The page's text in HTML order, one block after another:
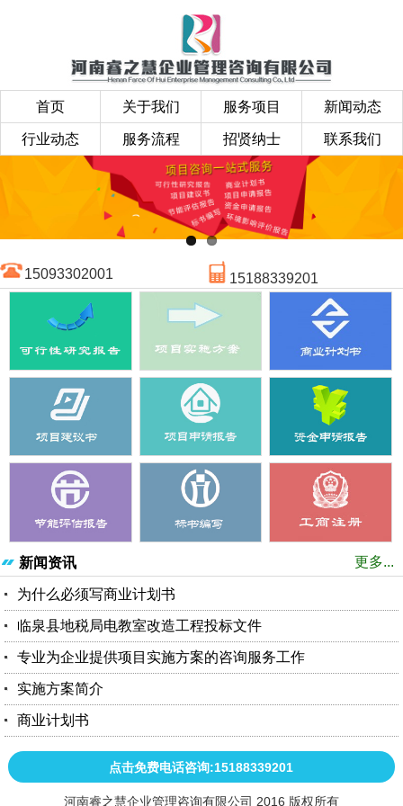
首页 关于我们 服务项目 新闻动态
行业动态 服务流程 招贤纳士 联系我们
15188339201
15093302001
更多...
新闻资讯
为什么必须写商业计划书
临泉县地税局电教室改造工程投标文件
专业为企业提供项目实施方案的咨询服务工作
实施方案简介
商业计划书
点击免费电话咨询:15188339201
河南睿之慧企业管理咨询有限公司 2016 版权所有